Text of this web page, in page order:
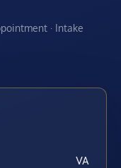
· Intake
VA